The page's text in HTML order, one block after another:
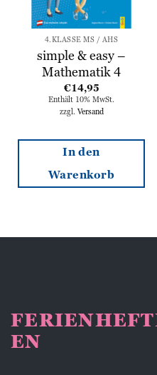
4.KLASSE MS / AHS
simple & easy –
Mathematik 4
€14,95
Enthält 10% MwSt.
zzgl. Versand
In den
Warenkorb
EN